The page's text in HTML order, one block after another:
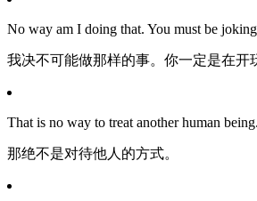
No way am I doing that. You must be
我决不可能做那样的事。你一定是在开
That is no way to treat another human being.
那绝不是对待他人的方式。